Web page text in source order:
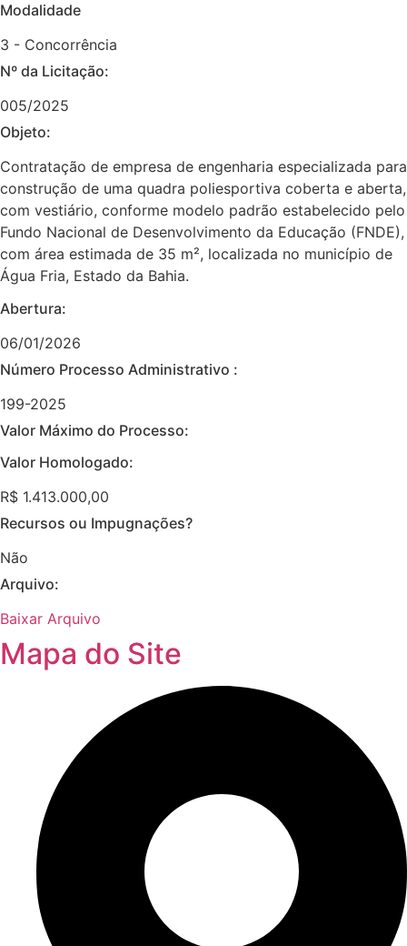
Modalidade
3 - Concorrência
Nº da Licitação: ​​
005/2025
Objeto:
Contratação de empresa de engenharia especializada para
construção de uma quadra poliesportiva coberta e aberta,
com vestiário, conforme modelo padrão estabelecido pelo
Fundo Nacional de Desenvolvimento da Educação (FNDE),
com área estimada de 35 m², localizada no município de
Água Fria, Estado da Bahia.
Abertura:
06/01/2026
Número Processo Administrativo :
199-2025
Valor Máximo do Processo: ​
Valor Homologado: ​
R$ 1.413.000,00
Recursos ou Impugnações? ​
Não
Arquivo:
Baixar Arquivo
Mapa do Site